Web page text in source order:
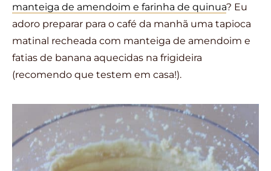
manteiga de amendoim e farinha de quinua? Eu
adoro preparar para o café da manhã uma tapioca
matinal recheada com manteiga de amendoim e
fatias de banana aquecidas na frigideira
(recomendo que testem em casa!).